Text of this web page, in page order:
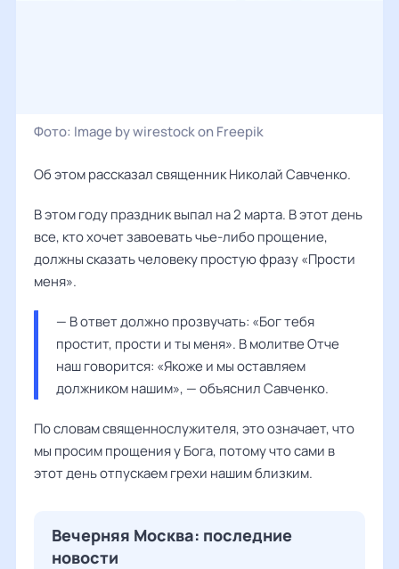
Фото: Image by wirestock on Freepik
Об этом рассказал священникНиколай Савченко.
В этом году праздник выпал на 2 марта. В этот день
все, кто хочет завоевать чье-либо прощение,
должны сказать человеку простую фразу «Прости
меня».
— В ответ должно прозвучать: «Бог тебя
простит, прости и ты меня». В молитве Отче
наш говорится: «Якоже и мы оставляем
должником нашим», — объяснил Савченко.
По словам священнослужителя, это означает, что
мы просим прощения у Бога, потому что сами в
этот день отпускаем грехи нашим близким.
Вечерняя Москва: последние
новости